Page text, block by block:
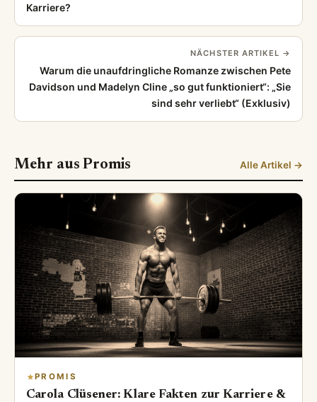
Karriere?
NÄCHSTER ARTIKEL →
Warum die unaufdringliche Romanze zwischen Pete
Davidson und Madelyn Cline „so gut funktioniert“: „Sie
sind sehr verliebt“ (Exklusiv)
Mehr aus Promis Alle Artikel →
PROMIS
Carola Clüsener: Klare Fakten zur Karriere &